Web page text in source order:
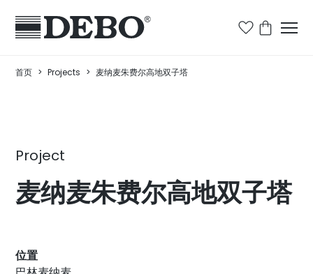
首页 > Projects > 麦纳麦朱费尔高地双子塔
Project
麦纳麦朱费尔高地双子塔
位置